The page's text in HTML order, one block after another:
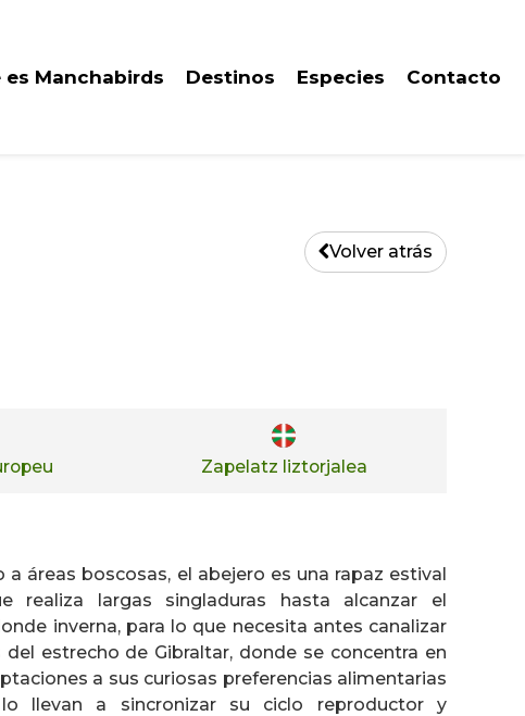
es Manchabirds Destinos Especies Contacto
Volver atrás
Zapelatz liztorjalea
a áreas boscosas, el abejero es una rapaz estival
realiza largas singladuras hasta alcanzar el
inverna, para lo que necesita antes canalizar
estrecho de Gibraltar, donde se concentra en
a sus curiosas preferencias alimentarias
lo llevan a sincronizar su ciclo reproductor y